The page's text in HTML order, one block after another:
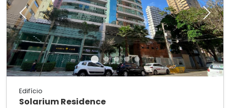
Previous Next
Edifício
Solarium Residence